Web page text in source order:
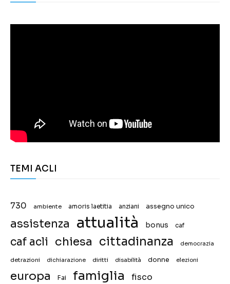
TEMI ACLI
730 ambiente amoris laetitia anziani assegno unico
assistenza attualità bonus caf
caf acli chiesa cittadinanza democrazia
detrazioni dichiarazione diritti disabilità donne elezioni
europa Fai famiglia fisco